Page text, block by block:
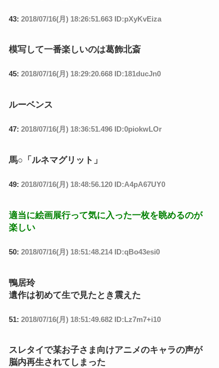
43: 2018/07/16(月) 18:26:51.663 ID:pXyKvEiza
模写して一番楽しいのは葛飾北斎
45: 2018/07/16(月) 18:29:20.668 ID:181ducJn0
ルーベンス
47: 2018/07/16(月) 18:36:51.496 ID:0piokwLOr
馬○「ルネマグリット」
49: 2018/07/16(月) 18:48:56.120 ID:A4pA67UY0
適当に絵画展行って気に入った一枚を眺めるのが
楽しい
50: 2018/07/16(月) 18:51:48.214 ID:qBo43esi0
鴨居玲
遺作は初めて生で見たとき震えた
51: 2018/07/16(月) 18:51:49.682 ID:Lz7m7+i10
スレタイで某お子さま向けアニメのキャラの声が
脳内再生されてしまった